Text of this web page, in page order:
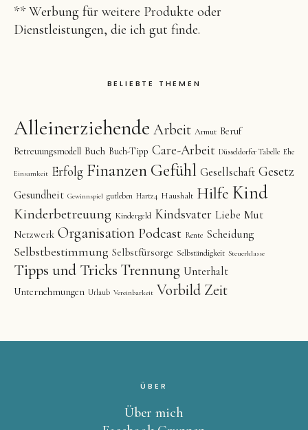
** Werbung für weitere Produkte oder
Dienstleistungen, die ich gut finde.
BELIEBTE THEMEN
Alleinerziehende Arbeit Armut Beruf
Betreuungsmodell Buch Buch-Tipp Care-Arbeit Düsseldorfer Tabelle Ehe
Einsamkeit Erfolg Finanzen Gefühl Gesellschaft Gesetz
Gesundheit Gewinnspiel gutleben Hartz4 Haushalt Hilfe Kind
Kinderbetreuung Kindergeld Kindsvater Liebe Mut
Netzwerk Organisation Podcast Rente Scheidung
Selbstbestimmung Selbstfürsorge Selbständigkeit Steuerklasse
Tipps und Tricks Trennung Unterhalt
Unternehmungen Urlaub Vereinbarkeit Vorbild Zeit
ÜBER
Über mich